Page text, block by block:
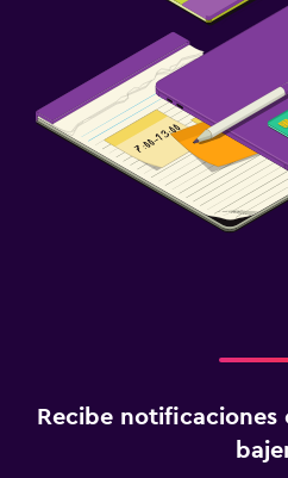
Recibe notificaciones